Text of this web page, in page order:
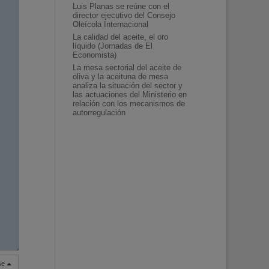
◢◢
Luis Planas se reúne con el
director ejecutivo del Consejo
Oleícola Internacional
La calidad del aceite, el oro
líquido (Jornadas de El
Economista)
La mesa sectorial del aceite de
oliva y la aceituna de mesa
analiza la situación del sector y
las actuaciones del Ministerio en
relación con los mecanismos de
autorregulación